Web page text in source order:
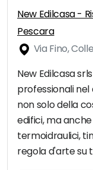
New Edilcasa -
Pescara
Via Fino,
New Edilcasa
professionali
non solo della
edifici, ma
termoidraulici,
regola d'arte su